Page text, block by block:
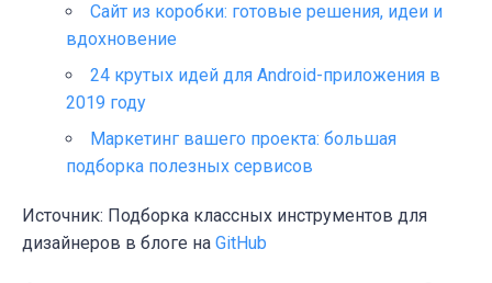
Сайт из коробки: готовые решения, идеи и
вдохновение
24 крутых идей для Android-приложения в
2019 году
Маркетинг вашего проекта: большая
подборка полезных сервисов
Источник: Подборка классных инструментов для
дизайнеров в блоге на GitHub